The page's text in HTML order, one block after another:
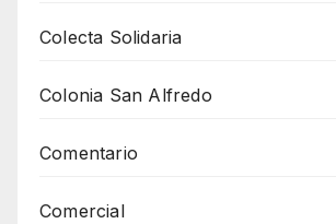
Colecta Solidaria
Colonia San Alfredo
Comentario
Comercial